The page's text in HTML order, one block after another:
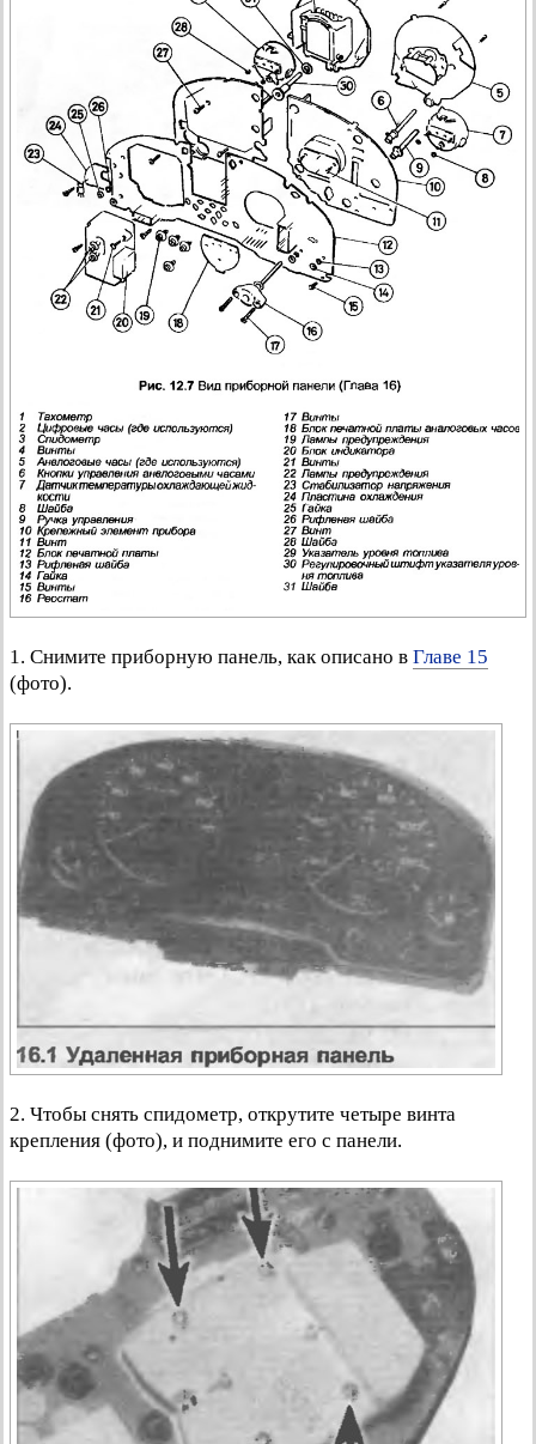
1. Снимите приборную панель, как описано в Главе 15
(фото).
2. Чтобы снять спидометр, открутите четыре винта
крепления (фото), и поднимите его с панели.